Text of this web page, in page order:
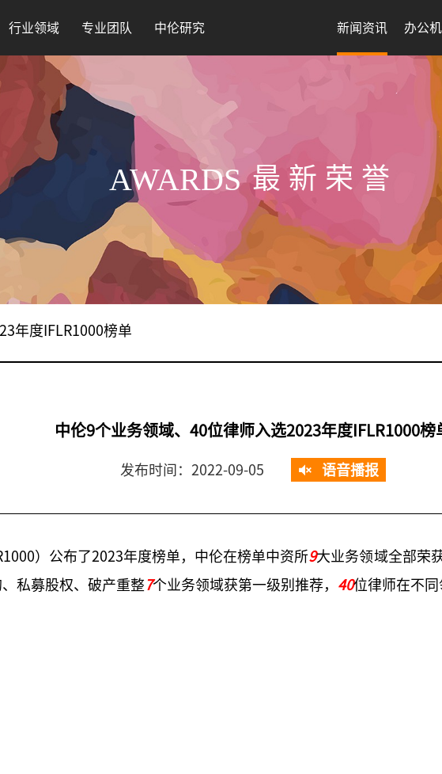
行业领域 专业团队 中伦研究 新闻资讯 办公
AWARDS 最新荣誉
年度IFLR1000榜单
中伦9个业务领域、40位律师入选2023年度IFLR1000榜
发布时间：2022-09-05 语音播报
）公布了2023年度榜单，中伦在榜单中资所9大业务领域全部荣
私募股权、破产重整 7个业务领域获第一级别推荐， 40位律师在不同